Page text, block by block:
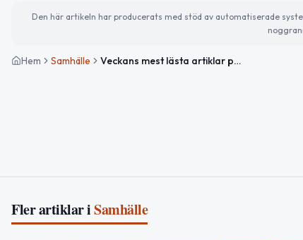
Den här artikeln har producerats med stöd av automatiserade
Hem Samhälle Veckans mest lästa artiklar på GällivareNytt
Fler artiklar iSamhälle